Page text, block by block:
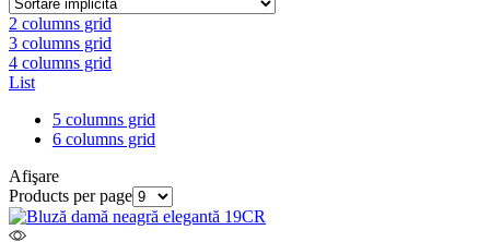
2 columns grid
3 columns grid
4 columns grid
List
5 columns grid
6 columns grid
Afişare
Products per page